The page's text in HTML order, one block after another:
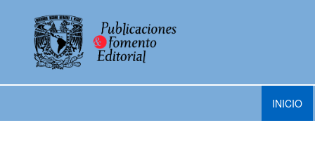
INICIO